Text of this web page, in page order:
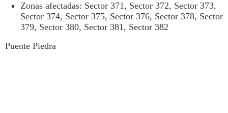
Zonas afectadas: Sector 371, Sector 372, Sector 373,
Sector 374, Sector 375, Sector 376, Sector 378, Sector
379, Sector 380, Sector 381, Sector 382
Puente Piedra